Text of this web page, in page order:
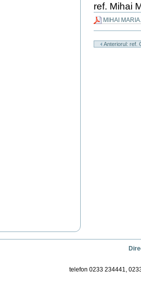
ref. Mihai
MIHAI
document
Anteriorul: ref.
telefon 0233 234441,